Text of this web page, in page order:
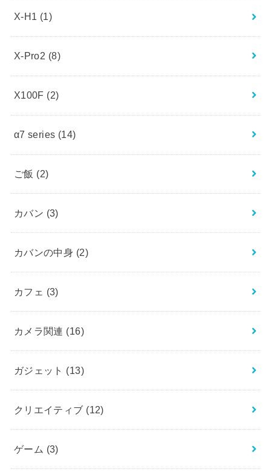
X-H1 (1)
X-Pro2 (8)
X100F (2)
α7 series (14)
ご飯 (2)
カバン (3)
カバンの中身 (2)
カフェ (3)
カメラ関連 (16)
ガジェット (13)
クリエイティブ (12)
ゲーム (3)